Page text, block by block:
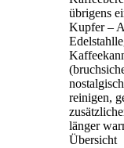
übrigens
Kupfer –
reinigen,
länger
Übersicht